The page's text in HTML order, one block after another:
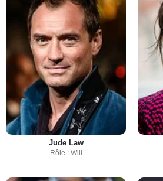
Jude Law
Rôle : Will